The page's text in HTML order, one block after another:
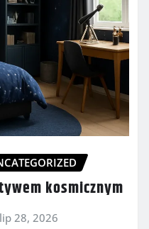
kosmicznym
lip 28, 2026